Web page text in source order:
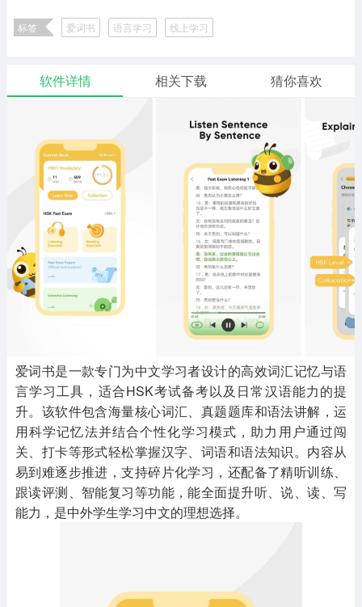
二次元
模拟经营
仙侠手游
446款应用
三国游戏
3931款应用
我的世界
69款应用
像素游戏
700款应用
其他
981款应用
末日游戏
1405款应用
游戏攻略
63款应用
软件教程
8款应用
标签 爱词书 语言学习 线上学习
软件详情 相关下载 猜你喜欢
爱词书是一款专门为中文学习者设计的高效词汇记忆与语
言学习工具，适合HSK考试备考以及日常汉语能力的提
升。该软件包含海量核心词汇、真题题库和语法讲解，运
用科学记忆法并结合个性化学习模式，助力用户通过闯
关、打卡等形式轻松掌握汉字、词语和语法知识。内容从
易到难逐步推进，支持碎片化学习，还配备了精听训练、
跟读评测、智能复习等功能，能全面提升听、说、读、写
能力，是中外学生学习中文的理想选择。